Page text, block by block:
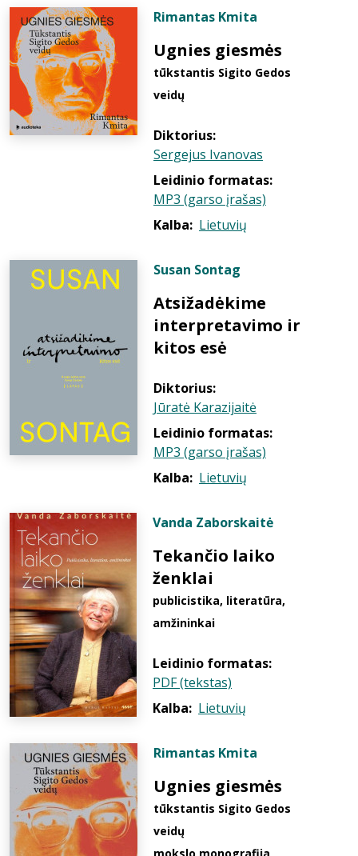
Rimantas Kmita
Ugnies giesmės
tūkstantis Sigito Gedos
veidų
Diktorius:
Sergejus Ivanovas
Leidinio formatas:
MP3 (garso įrašas)
Kalba: Lietuvių
Susan Sontag
Atsižadėkime
interpretavimo ir
kitos esė
Diktorius:
Jūratė Karazijaitė
Leidinio formatas:
MP3 (garso įrašas)
Kalba: Lietuvių
Vanda Zaborskaitė
Tekančio laiko
ženklai
publicistika, literatūra,
amžininkai
Leidinio formatas:
PDF (tekstas)
Kalba: Lietuvių
Rimantas Kmita
Ugnies giesmės
tūkstantis Sigito Gedos
veidų